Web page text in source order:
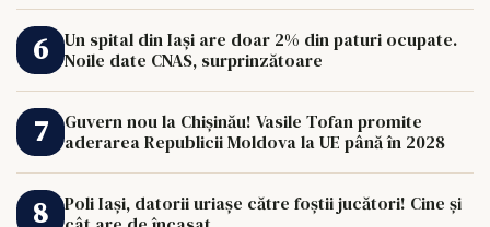
Un spital din Iași are doar 2% din paturi ocupate.
Noile date CNAS, surprinzătoare
Guvern nou la Chișinău! Vasile Tofan promite
aderarea Republicii Moldova la UE până în 2028
Poli Iași, datorii uriașe către foștii jucători! Cine și